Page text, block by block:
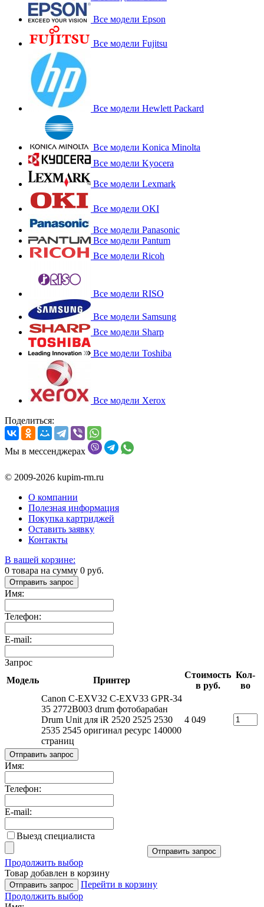
Все модели Epson
Все модели Fujitsu
Все модели Hewlett Packard
Все модели Konica Minolta
Все модели Kyocera
Все модели Lexmark
Все модели OKI
Все модели Panasonic
Все модели Pantum
Все модели Ricoh
Все модели RISO
Все модели Samsung
Все модели Sharp
Все модели Toshiba
Все модели Xerox
Поделиться:
Мы в мессенджерах
© 2009-2026 kupim-rm.ru
О компании
Полезная информация
Покупка картриджей
Оставить заявку
Контакты
В вашей корзине:
0 товара на сумму 0 руб.
Отправить запрос
Имя:
Телефон:
E-mail:
Запрос
Модель
Принтер
Стоимость
в руб.
Кол-
во
Canon C-EXV32 C-EXV33 GPR-34
35 2772B003 drum фотобарабан
Drum Unit для iR 2520 2525 2530
2535 2545 оригинал ресурс 140000
страниц
4 049
Отправить запрос
Имя:
Телефон:
E-mail:
Выезд специалиста
Отправить запрос
Продолжить выбор
Товар добавлен в корзину
Отправить запрос
Перейти в корзину
Продолжить выбор